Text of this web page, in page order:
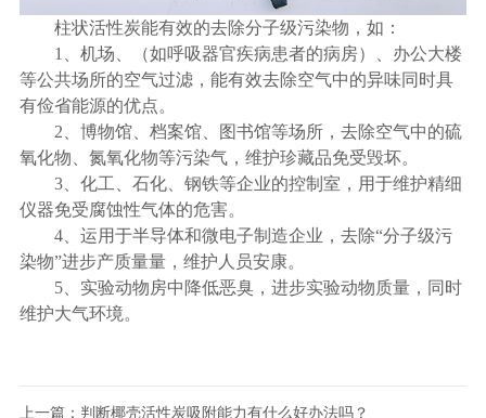
柱状活性炭能有效的去除分子级污染物，如：
1
、机场、（如呼吸器官疾病患者的病房）、办公大楼
等公共场所的空气过滤，能有效去除空气中的异味同时具
有俭省能源的优点。
2 、博物馆、档案馆、图书馆等场所，去除空气中的硫
氧化物、氮氧化物等污染气，维护珍藏品免受毁坏。
3、化工、石化、钢铁等企业的控制室，用于维护精细
仪器免受腐蚀性气体的危害。
4、运用于半导体和微电子制造企业，去除“分子级污
染物”进步产质量量，维护人员安康。
5、实验动物房中降低恶臭，进步实验动物质量，同时
维护大气环境。
上一篇： 判断椰壳活性炭吸附能力有什么好办法吗？